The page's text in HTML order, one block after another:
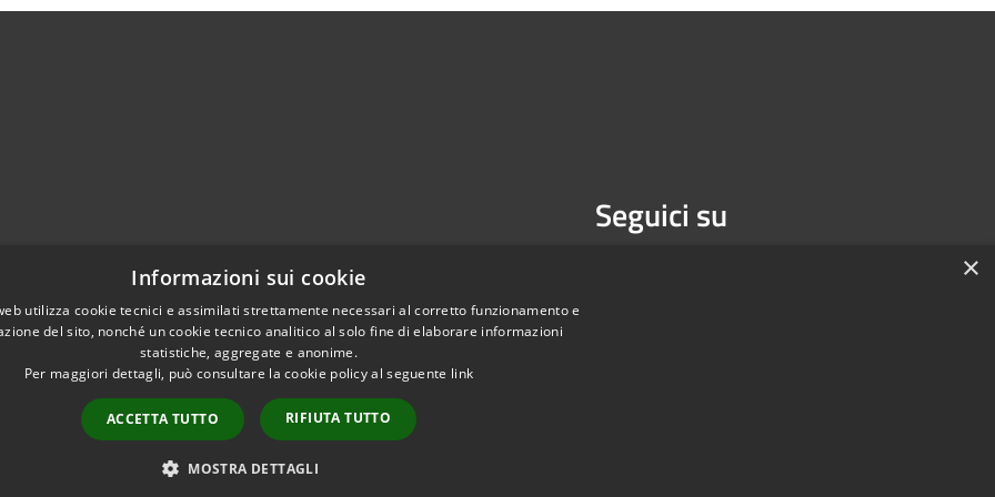
Seguici su
Area Interna
Copyright © 2026 • Comune di Melzo - Città Metropolitana di Milano • Powered by
×
Informazioni sui cookie
utilizza cookie tecnici e assimilati strettamente necessari al corretto funzionamento e
del sito, nonché un cookie tecnico analitico al solo fine di elaborare informazioni
statistiche, aggregate e anonime.
Per maggiori dettagli, può consultare la cookie policy al seguente link
ACCETTA TUTTO RIFIUTA TUTTO
MOSTRA DETTAGLI